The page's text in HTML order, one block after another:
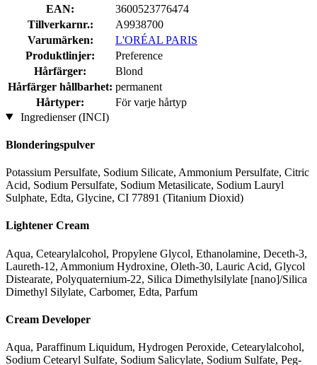
EAN:
3600523776474
Tillverkarnr.:
A9938700
Varumärken:
L'ORÉAL PARIS
Produktlinjer:
Preference
Hårfärger:
Blond
Hårfärger hållbarhet: permanent
Hårtyper:
För varje hårtyp
Ingredienser (INCI)
Blonderingspulver
Potassium Persulfate, Sodium Silicate, Ammonium Persulfate, Citric
Acid, Sodium Persulfate, Sodium Metasilicate, Sodium Lauryl
Sulphate, Edta, Glycine, CI 77891 (Titanium Dioxid)
Lightener Cream
Aqua, Cetearylalcohol, Propylene Glycol, Ethanolamine, Deceth-3,
Laureth-12, Ammonium Hydroxine, Oleth-30, Lauric Acid, Glycol
Distearate, Polyquaternium-22, Silica Dimethylsilylate [nano]/Silica
Dimethyl Silylate, Carbomer, Edta, Parfum
Cream Developer
Aqua, Paraffinum Liquidum, Hydrogen Peroxide, Cetearylalcohol,
Sodium Cetearyl Sulfate, Sodium Salicylate, Sodium Sulfate, Peg-